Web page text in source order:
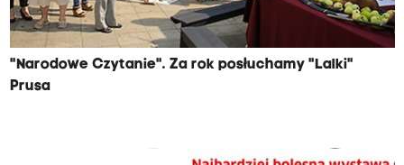
"Narodowe Czytanie". Za rok posłuchamy "Lalki"
Prusa